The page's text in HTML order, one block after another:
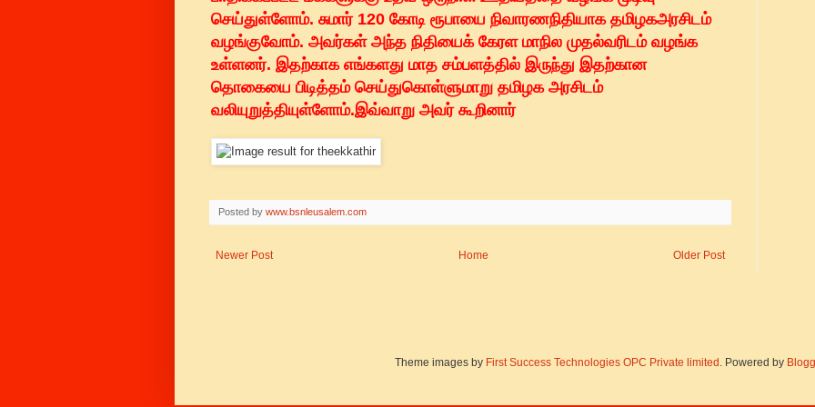
செய்துள்ளோம். சுமார் 120 கோடி ரூபாயை நிவாரணநிதியாக தமிழகஅரசிடம்
வழங்குவோம். அவர்கள் அந்த நிதியைக் கேரள மாநில முதல்வரிடம் வழங்க
உள்ளனர். இதற்காக எங்களது மாத சம்பளத்தில் இருந்து இதற்கான
தொகையை பிடித்தம் செய்துகொள்ளுமாறு தமிழக அரசிடம்
வலியுறுத்தியுள்ளோம்.இவ்வாறு அவர் கூறினார்
Posted by www.bsnleusalem.com
Newer Post Older Post
Home
Theme images by First Success Technologies OPC Private limited . Powered by